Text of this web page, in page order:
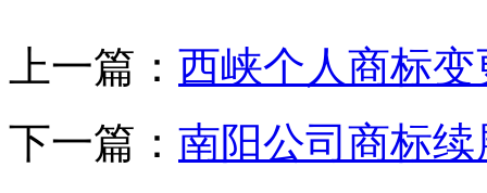
上一篇： 西峡个人商标
下一篇： 南阳公司商标